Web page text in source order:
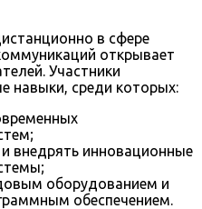
в сфере
открывает
Участники
навыки, среди которых:
внедрять инновационные
оборудованием и
обеспечением.